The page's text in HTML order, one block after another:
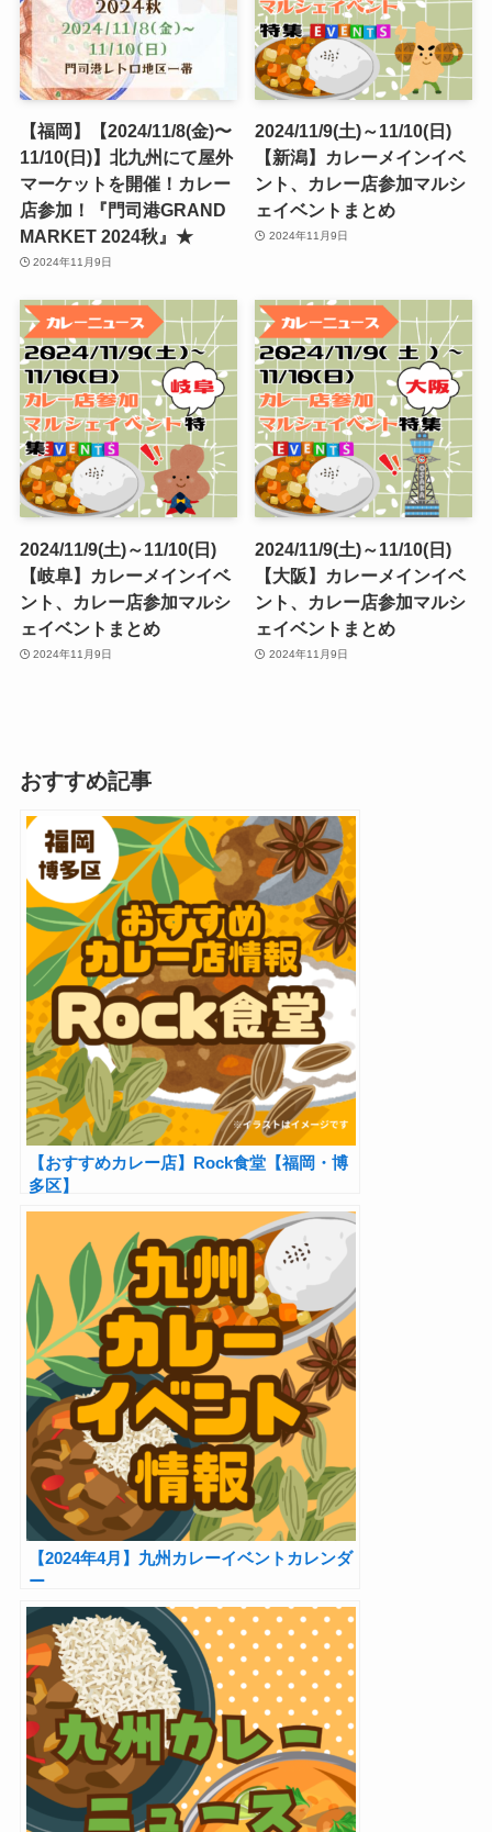
【福岡】【2024/11/8(金)〜
11/10(日)】北九州にて屋外
マーケットを開催！カレー
店参加！『門司港GRAND
MARKET 2024秋』★
2024年11月9日
2024/11/9(土)～11/10(日)
【新潟】カレーメインイベ
ント、カレー店参加マルシ
ェイベントまとめ
2024年11月9日
2024/11/9(土)～11/10(日)
【岐阜】カレーメインイベ
ント、カレー店参加マルシ
ェイベントまとめ
2024年11月9日
2024/11/9(土)～11/10(日)
【大阪】カレーメインイベ
ント、カレー店参加マルシ
ェイベントまとめ
2024年11月9日
おすすめ記事
【おすすめカレー店】Rock食堂【福岡・博
多区】
【2024年4月】九州カレーイベントカレンダ
ー